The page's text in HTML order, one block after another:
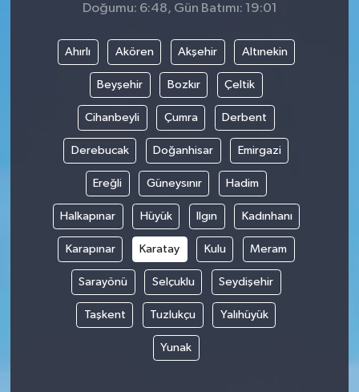
Doğumu: 6:48, Gün Batımı: 19:01
Ahırlı Akören Akşehir Altınekin
Beyşehir Bozkır Çeltik
Cihanbeyli Çumra Derbent
Derebucak Doğanhisar Emirgazi
Ereğli Güneysınır Hadim
Halkapınar Hüyük Ilgın Kadınhanı
Karapınar Karatay Kulu Meram
Sarayönü Selçuklu Seydişehir
Taşkent Tuzlukçu Yalıhüyük
Yunak